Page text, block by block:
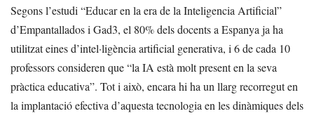
Segons l’estudi “Educar en la era de la Inteligencia Artificial”
d’Empantallados i Gad3, el 80% dels docents a Espanya ja ha
utilitzat eines d’intel·ligència artificial generativa, i 6 de cada 10
professors consideren que “la IA està molt present en la seva
pràctica educativa”. Tot i això, encara hi ha un llarg recorregut en
la implantació efectiva d’aquesta tecnologia en les dinàmiques dels